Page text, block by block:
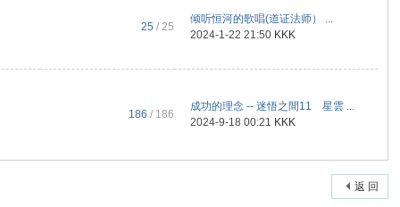
25 / 25
倾听恒河的歌唱(道证法师） ...
2024-1-22 21:50 KKK
186 / 186
成功的理念 -- 迷悟之間11 星雲 ...
2024-9-18 00:21 KKK
返 回